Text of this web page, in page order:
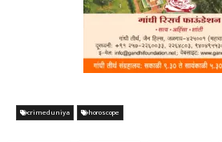
crimeduniya horoscope